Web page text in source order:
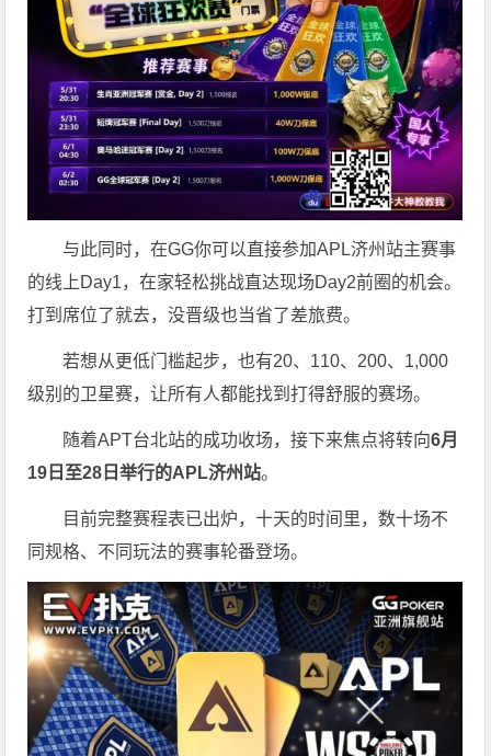
与此同时，在GG你可以直接参加APL济州站主赛事
的线上Day1，在家轻松挑战直达现场Day2前圈的机会。
打到席位了就去，没晋级也当省了差旅费。
若想从更低门槛起步，也有20、110、200、1,000
级别的卫星赛，让所有人都能找到打得舒服的赛场。
随着APT台北站的成功收场，接下来焦点将转向6月
19 日至28 日举行的APL济州站。
目前完整赛程表已出炉，十天的时间里，数十场不
同规格、不同玩法的赛事轮番登场。